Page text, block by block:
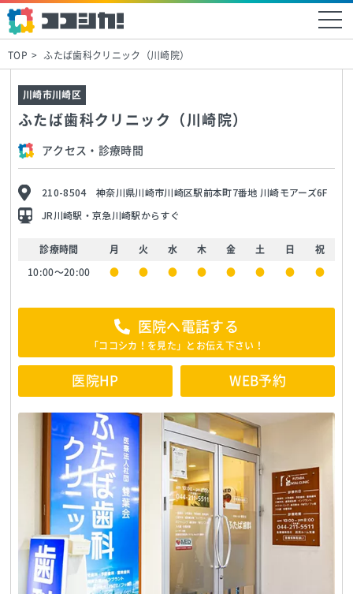
TOP ふたば歯科クリニック（川崎院）
ふたば歯科クリニック（川崎院）
川崎市川崎区
アクセス・診療時間
210-8504 神奈川県川崎市川崎区駅前本町7番地 川崎モアーズ6F
JR川崎駅・京急川崎駅からすぐ
診療時間 月 火 水 木 金 土 日 祝
10:00〜20:00 ● ● ● ● ● ● ● ●
医院へ電話する
「ココシカ！を見た」とお伝え下さい！
医院HP WEB予約